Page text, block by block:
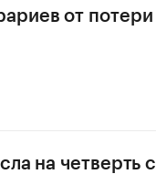
от потери
на четверть с